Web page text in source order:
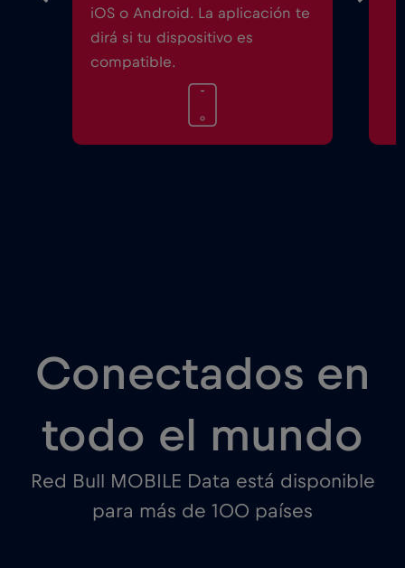
iOS o Android. La aplicación te
dirá si tu dispositivo es
compatible.
Conectados en
todo el mundo
Red Bull MOBILE Data está disponible
para más de 100 países